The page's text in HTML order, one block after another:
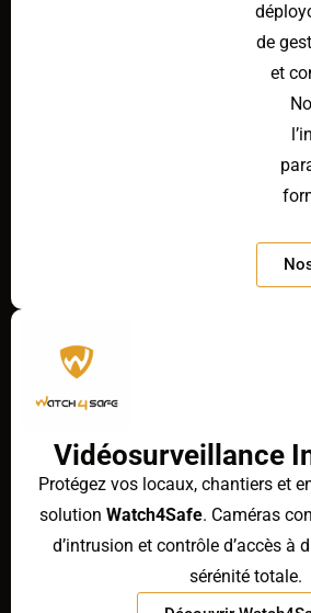
de
et
Vidéosurveillance
Protégez vos locaux, chantiers et
solution Watch4Safe. Caméras
d’intrusion et contrôle d’accès à
sérénité totale.